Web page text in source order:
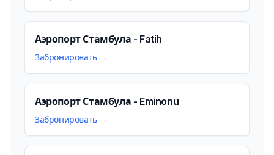
Аэропорт Стамбула - Fatih
Забронировать →
Аэропорт Стамбула - Eminonu
Забронировать →